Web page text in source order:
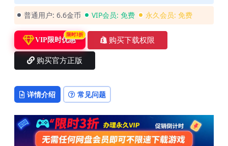
普通用户: 6.6金币 VIP会员: 免费 永久会员: 免费
VIP限时优惠
限时3折
购买下载权限
购买官方正版
详情介绍 常见问题